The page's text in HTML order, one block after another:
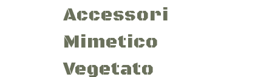
Accessori
Mimetico
Vegetato